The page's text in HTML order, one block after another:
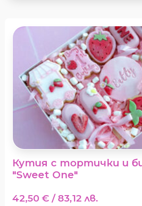
Кутия с тортички и
"Sweet One"
42,50 € / 83,12 лв.